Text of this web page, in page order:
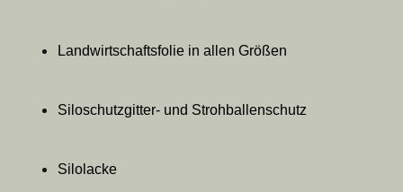
Landwirtschaftsfolie in allen Größen
Siloschutzgitter- und Strohballenschutz
Silolacke